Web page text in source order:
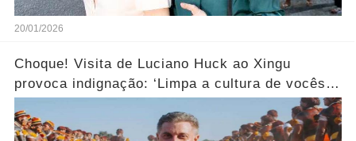
20/01/2026
Choque! Visita de Luciano Huck ao Xingu
provoca indignação: ‘Limpa a cultura de vocês